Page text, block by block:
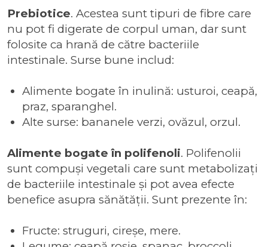
Prebiotice. Acestea sunt tipuri de fibre care
nu pot fi digerate de corpul uman, dar sunt
folosite ca hrană de către bacteriile
intestinale. Surse bune includ:
Alimente bogate în inulină: usturoi, ceapă,
praz, sparanghel.
Alte surse: bananele verzi, ovăzul, orzul.
Alimente bogate în polifenoli. Polifenolii
sunt compuși vegetali care sunt metabolizați
de bacteriile intestinale și pot avea efecte
benefice asupra sănătății. Sunt prezente în:
Fructe: struguri, cireșe, mere.